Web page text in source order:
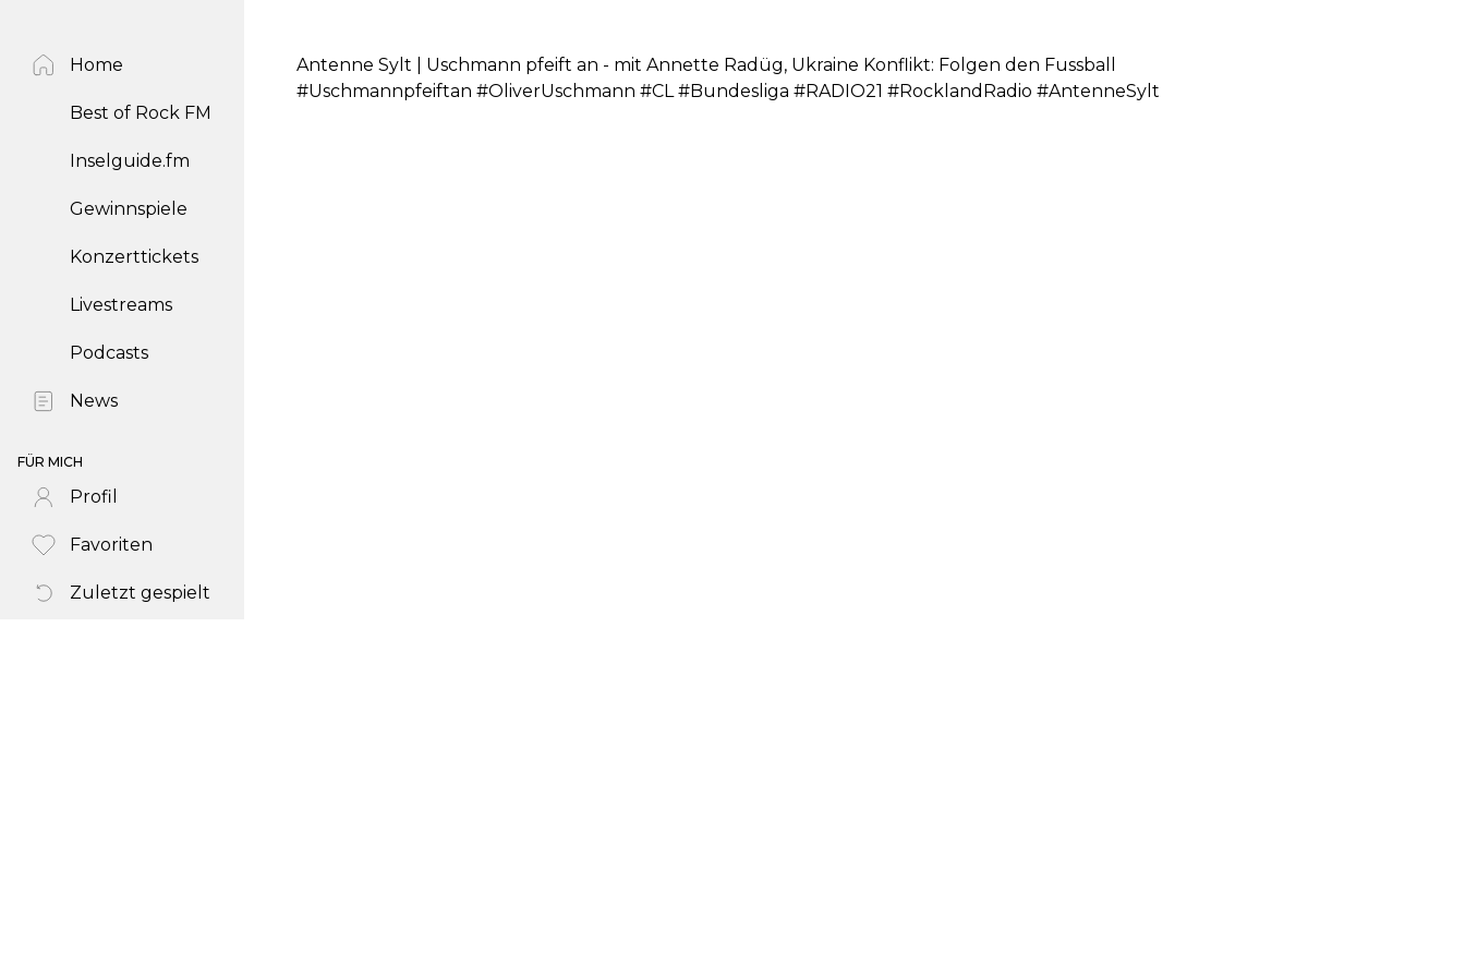
Home
Best of Rock FM
Inselguide.fm
Gewinnspiele
Konzerttickets
Livestreams
Podcasts
News
FÜR MICH
Profil
Favoriten
Zuletzt gespielt
Antenne Sylt | Uschmann pfeift an - mit Annette Radüg, Ukraine Konflikt: Folgen den Fussball
#Uschmannpfeiftan #OliverUschmann #CL #Bundesliga #RADIO21 #RocklandRadio #AntenneSylt